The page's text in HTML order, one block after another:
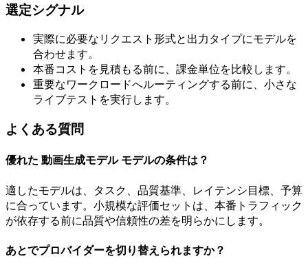
選定シグナル
実際に必要なリクエスト形式と出力タイプにモデルを
合わせます。
本番コストを見積もる前に、課金単位を比較します。
重要なワークロードへルーティングする前に、小さな
ライブテストを実行します。
よくある質問
優れた 動画生成モデル モデルの条件は？
適したモデルは、タスク、品質基準、レイテンシ目標、予算
に合っています。小規模な評価セットは、本番トラフィック
が依存する前に品質や信頼性の差を明らかにします。
あとでプロバイダーを切り替えられますか？